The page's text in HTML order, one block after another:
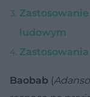
ludowym
Baobab (